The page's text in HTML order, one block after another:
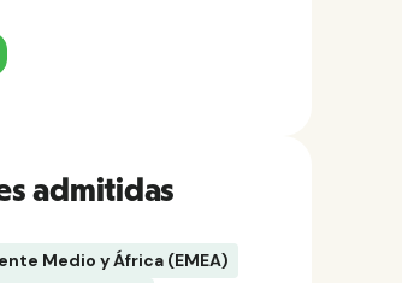
admitidas
Medio y África (EMEA)